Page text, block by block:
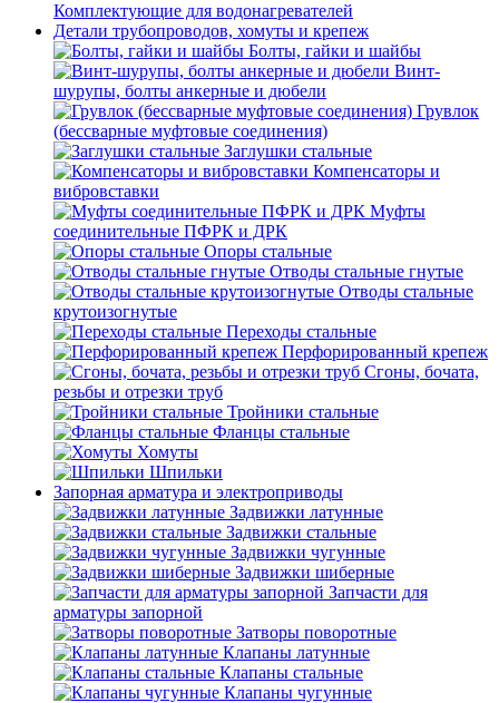
Комплектующие для водонагревателей
Детали трубопроводов, хомуты и крепеж
Болты, гайки и шайбы
Винт-
шурупы, болты анкерные и дюбели
Грувлок
(бессварные муфтовые соединения)
Заглушки стальные
Компенсаторы и
вибровставки
Муфты
соединительные ПФРК и ДРК
Опоры стальные
Отводы стальные гнутые
Отводы стальные
крутоизогнутые
Переходы стальные
Перфорированный крепеж
Сгоны, бочата,
резьбы и отрезки труб
Тройники стальные
Фланцы стальные
Хомуты
Шпильки
Запорная арматура и электроприводы
Задвижки латунные
Задвижки стальные
Задвижки чугунные
Задвижки шиберные
Запчасти для
арматуры запорной
Затворы поворотные
Клапаны латунные
Клапаны стальные
Клапаны чугунные